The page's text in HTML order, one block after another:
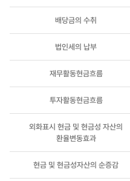
배당금의 수취
법인세의 납부
재무활동현금흐름
투자활동현금흐름
외화표시 현금 및 현금성 자산의
환율변동효과
현금 및 현금성자산의 순증감